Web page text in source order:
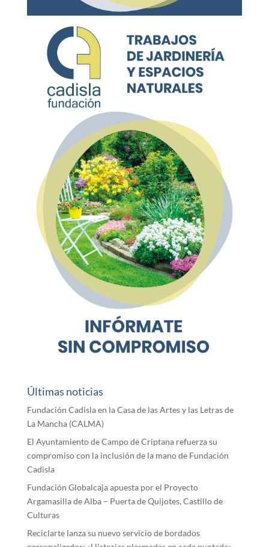
Últimas noticias
Fundación Cadisla en la Casa de las Artes y las Letras de
La Mancha (CALMA)
El Ayuntamiento de Campo de Criptana refuerza su
compromiso con la inclusión de la mano de Fundación
Cadisla
Fundación Globalcaja apuesta por el Proyecto
Argamasilla de Alba – Puerta de Quijotes, Castillo de
Culturas
Reciclarte lanza su nuevo servicio de bordados